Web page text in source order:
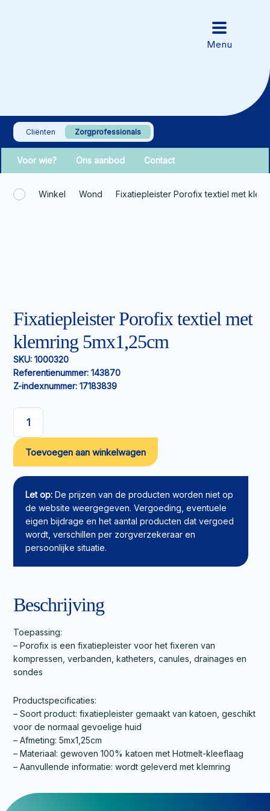
Cliënten Zorgprofessionals
Voor wie? Ons aanbod Contact
Winkel Wond Fixatiepleister Porofix textiel met
Fixatiepleister Porofix textiel met
klemring 5mx1,25cm
SKU: 1000320
Referentienummer: 143870
Z-indexnummer: 17183839
Fixatiepleister
Porofix
textiel
met
klemring
5mx1,25cm
aantal
Toevoegen aan winkelwagen
Let op: De prijzen van de producten worden niet op
de website weergegeven. Vergoeding, eventuele
eigen bijdrage en het aantal producten dat vergoed
wordt, verschillen per zorgverzekeraar en
persoonlijke situatie.
Beschrijving
Toepassing:
– Porofix is een fixatiepleister voor het fixeren van
kompressen, verbanden, katheters, canules, drainages en
sondes
Productspecificaties:
– Soort product: fixatiepleister gemaakt van katoen, geschikt
voor de normaal gevoelige huid
– Afmeting: 5mx1,25cm
– Materiaal: gewoven 100% katoen met Hotmelt-kleeflaag
– Aanvullende informatie: wordt geleverd met klemring